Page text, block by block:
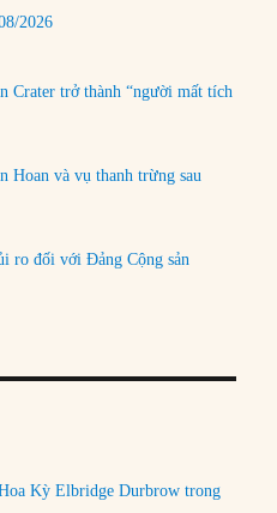
2026
Crater trở thành “người mất tích
Hoan và vụ thanh trừng sau
ro đối với Đảng Cộng sản
Kỳ Elbridge Durbrow trong